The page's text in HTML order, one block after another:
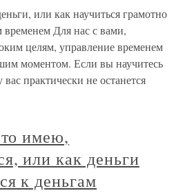
или как научиться грамотно
временем Для нас с вами,
целям, управление временем
моментом. Если вы научитесь
вас практически не останется
имею,
или как деньги
к деньгам